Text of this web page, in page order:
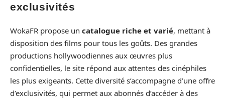
exclusivités
WokaFR propose un catalogue riche et varié, mettant à
disposition des films pour tous les goûts. Des grandes
productions hollywoodiennes aux œuvres plus
confidentielles, le site répond aux attentes des cinéphiles
les plus exigeants. Cette diversité s’accompagne d’une offre
d’exclusivités, qui permet aux abonnés d’accéder à des